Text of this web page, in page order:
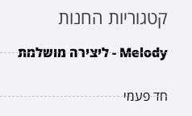
קטגוריות החנות
Melody - ליצירה מושלמת
חד פעמי